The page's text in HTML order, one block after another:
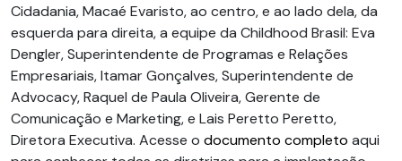
Cidadania, Macaé Evaristo, ao centro, e ao lado dela, da
esquerda para direita, a equipe da Childhood Brasil: Eva
Dengler, Superintendente de Programas e Relações
Empresariais, Itamar Gonçalves, Superintendente de
Advocacy, Raquel de Paula Oliveira, Gerente de
Comunicação e Marketing, e Lais Peretto Peretto,
Diretora Executiva. Acesse o documento completo aqui